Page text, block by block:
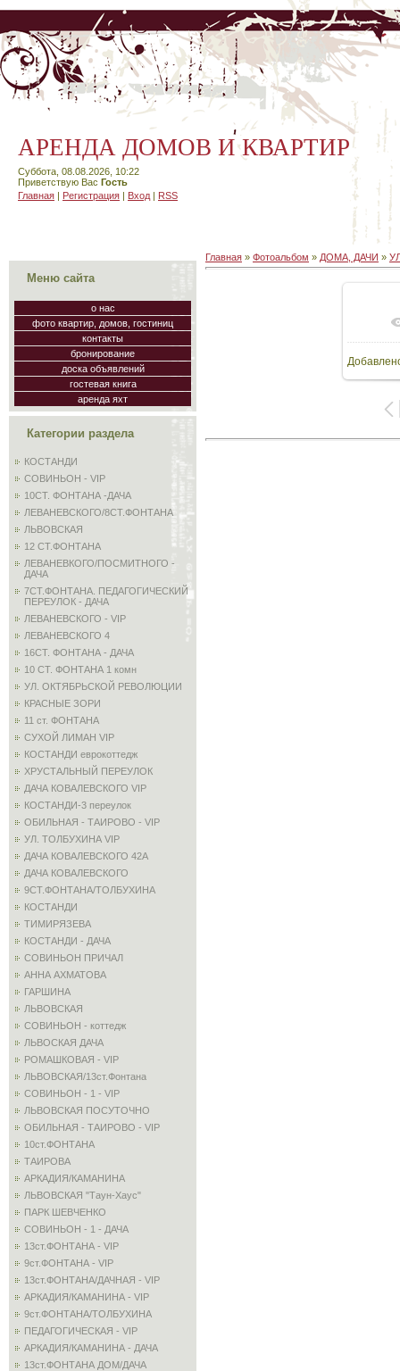
АРЕНДА ДОМОВ И КВАРТИР
Суббота, 08.08.2026, 10:22
Приветствую Вас Гость
Главная | Регистрация | Вход | RSS
Меню сайта
о нас
фото квартир, домов, гостиниц
контакты
бронирование
доска объявлений
гостевая книга
аренда яхт
Категории раздела
КОСТАНДИ
СОВИНЬОН - VIP
10СТ. ФОНТАНА -ДАЧА
ЛЕВАНЕВСКОГО/8СТ.ФОНТАНА
ЛЬВОВСКАЯ
12 СТ.ФОНТАНА
ЛЕВАНЕВКОГО/ПОСМИТНОГО -
ДАЧА
7СТ.ФОНТАНА. ПЕДАГОГИЧЕСКИЙ
ПЕРЕУЛОК - ДАЧА
ЛЕВАНЕВСКОГО - VIP
ЛЕВАНЕВСКОГО 4
16СТ. ФОНТАНА - ДАЧА
10 СТ. ФОНТАНА 1 комн
УЛ. ОКТЯБРЬСКОЙ РЕВОЛЮЦИИ
КРАСНЫЕ ЗОРИ
11 ст. ФОНТАНА
СУХОЙ ЛИМАН VIP
КОСТАНДИ еврокоттедж
ХРУСТАЛЬНЫЙ ПЕРЕУЛОК
ДАЧА КОВАЛЕВСКОГО VIP
КОСТАНДИ-3 переулок
ОБИЛЬНАЯ - ТАИРОВО - VIP
УЛ. ТОЛБУХИНА VIP
ДАЧА КОВАЛЕВСКОГО 42А
ДАЧА КОВАЛЕВСКОГО
9СТ.ФОНТАНА/ТОЛБУХИНА
КОСТАНДИ
ТИМИРЯЗЕВА
КОСТАНДИ - ДАЧА
СОВИНЬОН ПРИЧАЛ
АННА АХМАТОВА
ГАРШИНА
ЛЬВОВСКАЯ
СОВИНЬОН - коттедж
ЛЬВОСКАЯ ДАЧА
РОМАШКОВАЯ - VIP
ЛЬВОВСКАЯ/13ст.Фонтана
СОВИНЬОН - 1 - VIP
ЛЬВОВСКАЯ ПОСУТОЧНО
ОБИЛЬНАЯ - ТАИРОВО - VIP
10ст.ФОНТАНА
ТАИРОВА
АРКАДИЯ/КАМАНИНА
ЛЬВОВСКАЯ "Таун-Хаус"
ПАРК ШЕВЧЕНКО
СОВИНЬОН - 1 - ДАЧА
13ст.ФОНТАНА - VIP
9ст.ФОНТАНА - VIP
13ст.ФОНТАНА/ДАЧНАЯ - VIP
АРКАДИЯ/КАМАНИНА - VIP
9ст.ФОНТАНА/ТОЛБУХИНА
ПЕДАГОГИЧЕСКАЯ - VIP
АРКАДИЯ/КАМАНИНА - ДАЧА
13ст.ФОНТАНА ДОМ/ДАЧА
Главная » Фотоальбом » ДОМА, ДАЧИ »